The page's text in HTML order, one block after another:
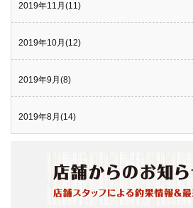
2019年11月(11)
2019年10月(12)
2019年9月(8)
2019年8月(14)